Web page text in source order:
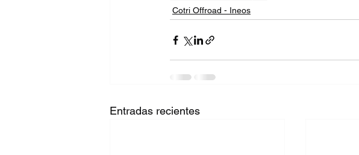
Cotri Offroad - Ineos
Entradas recientes